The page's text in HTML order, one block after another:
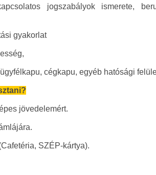
jogszabályok ismerete,
gyakorlat
cégkapu, egyéb hatósági
jövedelemért.
SZÉP-kártya).